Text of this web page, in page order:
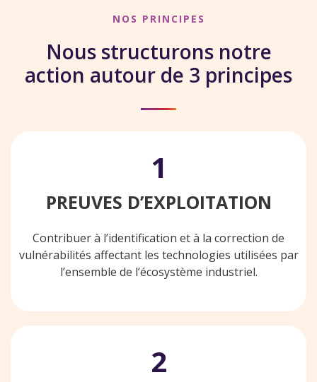
NOS PRINCIPES
Nous structurons notre
action autour de 3 principes
1
PREUVES D’EXPLOITATION
Contribuer à l’identification et à la correction de
vulnérabilités affectant les technologies utilisées par
l’ensemble de l’écosystème industriel.
2